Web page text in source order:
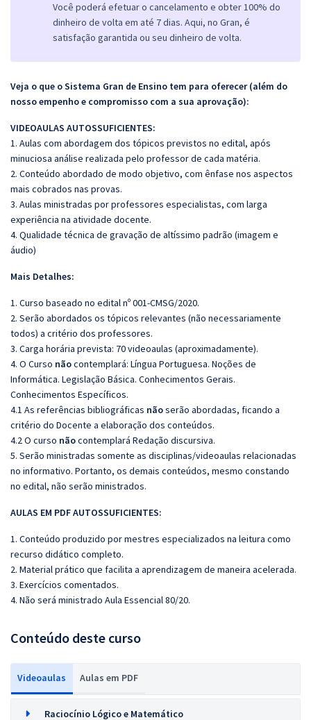
Você poderá efetuar o cancelamento e obter 100% do
dinheiro de volta em até 7 dias. Aqui, no Gran, é
satisfação garantida ou seu dinheiro de volta.
Veja o que o Sistema Gran de Ensino tem para oferecer (além do
nosso empenho e compromisso com a sua aprovação):
VIDEOAULAS AUTOSSUFICIENTES:
1. Aulas com abordagem dos tópicos previstos no edital, após
minuciosa análise realizada pelo professor de cada matéria.
2. Conteúdo abordado de modo objetivo, com ênfase nos aspectos
mais cobrados nas provas.
3. Aulas ministradas por professores especialistas, com larga
experiência na atividade docente.
4. Qualidade técnica de gravação de altíssimo padrão (imagem e
áudio)
Mais Detalhes:
1. Curso baseado no edital nº 001-CMSG/2020.
2. Serão abordados os tópicos relevantes (não necessariamente
todos) a critério dos professores.
3. Carga horária prevista: 70 videoaulas (aproximadamente).
4. O Curso nãocontemplará: Língua Portuguesa. Noções de
Informática. Legislação Básica. Conhecimentos Gerais.
Conhecimentos Específicos.
4.1 As referências bibliográficas nãoserão abordadas, ficando a
critério do Docente a elaboração dos conteúdos.
4.2 O curso nãocontemplará Redação discursiva.
5. Serão ministradas somente as disciplinas/videoaulas relacionadas
no informativo. Portanto, os demais conteúdos, mesmo constando
no edital, não serão ministrados.
AULAS EM PDF AUTOSSUFICIENTES:
1. Conteúdo produzido por mestres especializados na leitura como
recurso didático completo.
2. Material prático que facilita a aprendizagem de maneira acelerada.
3. Exercícios comentados.
4. Não será ministrado Aula Essencial 80/20.
Conteúdo deste curso
Videoaulas Aulas em PDF
Raciocínio Lógico e Matemático